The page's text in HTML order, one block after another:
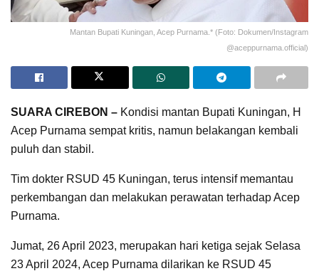
Mantan Bupati Kuningan, Acep Purnama.* (Foto: Dokumen/Instagram
@aceppurnama.official)
SUARA CIREBON – Kondisi mantan Bupati Kuningan, H
Acep Purnama sempat kritis, namun belakangan kembali
puluh dan stabil.
Tim dokter RSUD 45 Kuningan, terus intensif memantau
perkembangan dan melakukan perawatan terhadap Acep
Purnama.
Jumat, 26 April 2023, merupakan hari ketiga sejak Selasa
23 April 2024, Acep Purnama dilarikan ke RSUD 45